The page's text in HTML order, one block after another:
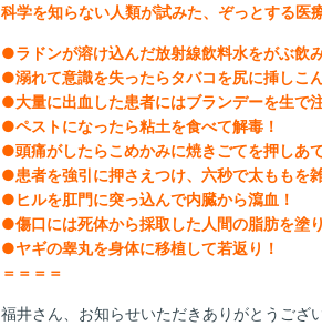
科学を知らない人類が試みた、ぞっとする医
●ラドンが溶け込んだ放射線飲料水をがぶ飲
●溺れて意識を失ったらタバコを尻に挿しこ
●大量に出血した患者にはブランデーを生で
●ペストになったら粘土を食べて解毒！
●頭痛がしたらこめかみに焼きごてを押しあ
●患者を強引に押さえつけ、六秒で太ももを
●ヒルを肛門に突っ込んで内臓から瀉血！
●傷口には死体から採取した人間の脂肪を塗
●ヤギの睾丸を身体に移植して若返り！
＝＝＝＝
福井さん、お知らせいただきありがとうござ